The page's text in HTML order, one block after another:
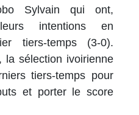
Sylvain qui ont,
intentions en
tiers-temps (3-0).
la sélection ivoirienne
tiers-temps pour
et porter le score